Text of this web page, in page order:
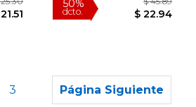
3 Página Siguiente